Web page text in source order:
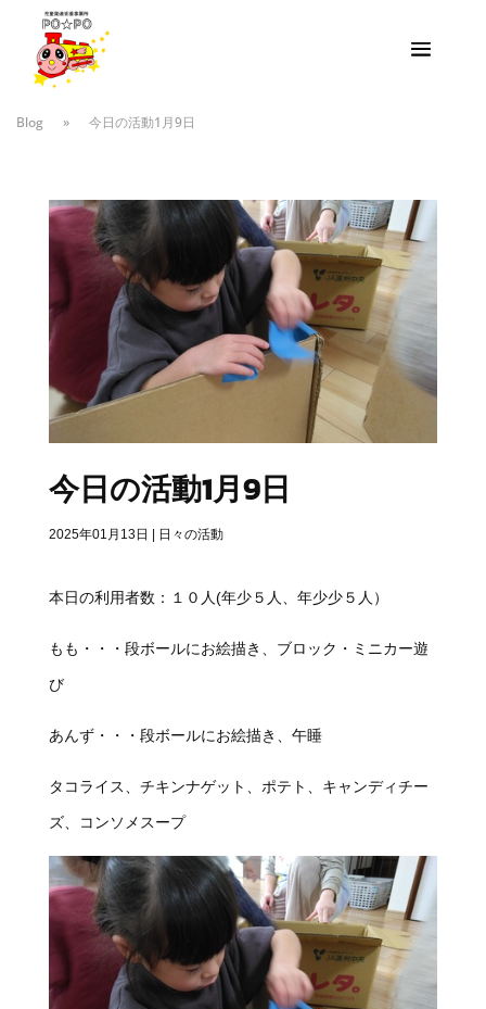
Blog » 今日の活動1月9日
今日の活動1月9日
2025年01月13日 日々の活動
本日の利用者数：１０人(年少５人、年少少５人）
もも・・・段ボールにお絵描き、ブロック・ミニカー遊
び
あんず・・・段ボールにお絵描き、午睡
タコライス、チキンナゲット、ポテト、キャンディチー
ズ、コンソメスープ